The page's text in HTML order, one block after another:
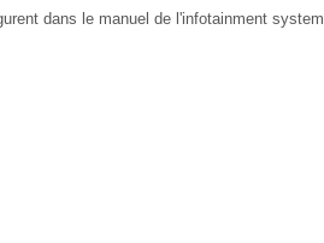
dans le manuel de l'infotainment system.